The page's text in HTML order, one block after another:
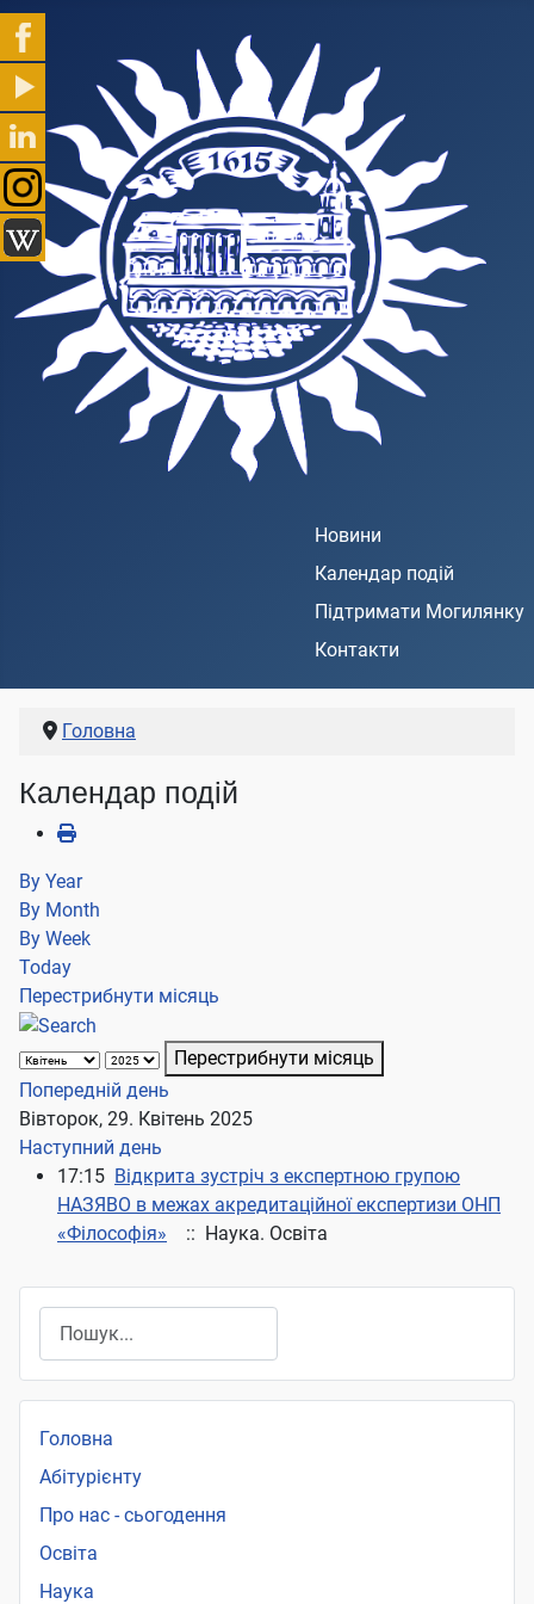
Новини
Календар подій
Підтримати Могилянку
Контакти
Головна
Календар подій
By Year
By Month
By Week
Today
Перестрибнути місяць
Перестрибнути місяць
Попередній день
Вівторок, 29. Квітень 2025
Наступний день
17:15 Відкрита зустріч з експертною групою
НАЗЯВО в межах акредитаційної експертизи ОНП
«Філософія»
:: Наука. Освіта
Головна
Абітурієнту
Про нас - сьогодення
Освіта
Наука